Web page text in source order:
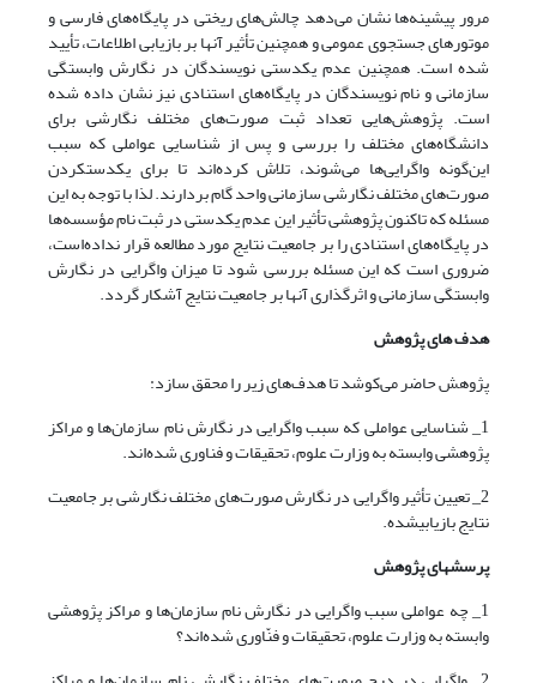
مرور پیشینه‌ها نشان می‌دهد چالش‌های ریختی در پایگاه‌های فارسی و
موتورهای جستجوی عمومی و همچنین تأثیر آنها بر بازیابی اطلاعات، تأیید
شده است. همچنین عدم یکدستی نویسندگان در نگارش وابستگی
سازمانی و نام نویسندگان در پایگاه‌های استنادی نیز نشان داده شده
‌است. پژوهش‌هایی تعداد ثبت صورت‌های مختلف نگارشی برای
دانشگاه‌های مختلف را بررسی و پس از شناسایی عواملی که سبب
این‌گونه واگرایی‌ها می‌شوند، تلاش کرده‌اند تا برای یکدست‫کردن
صورت‌های مختلف نگارشی سازمانی واحد گام بردارند. لذا با توجه به این
مسئله که تاکنون پژوهشی تأثیر این عدم یکدستی در ثبت نام مؤسسه‫‌ها
در پایگاه‌های استنادی را بر جامعیت نتایج مورد مطالعه قرار نداده‌است،
ضروری است که این مسئله بررسی شود تا میزان واگرایی در نگارش
وابستگی سازمانی و اثرگذاری آنها بر جامعیت نتایج آشکار گردد.
هدف های پژوهش
پژوهش حاضر می‌کوشد تا هدف‌های زیر را محقق سازد:
1_ شناسایی عواملی که سبب واگرایی در نگارش نام سازمان‌ها و مراکز
پژوهشی وابسته به وزارت علوم، تحقیقات و فناوری شده‌اند.
2_ تعیین تأثیر واگرایی در نگارش صورت‌های مختلف نگارشی بر جامعیت
نتایج بازیابی‫شده.
پرسشهای پژوهش
1_ چه عواملی سبب واگرایی در نگارش نام سازمان‌ها و مراکز پژوهشی
وابسته به وزارت علوم، تحقیقات و فنّاوری شده‌اند؟